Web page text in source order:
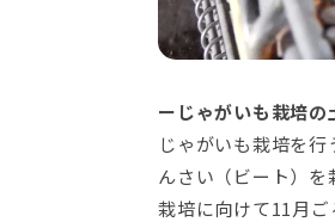
ーじゃがいも栽培の
じゃがいも栽培を
んさい（ビート）
栽培に向けて11月ご